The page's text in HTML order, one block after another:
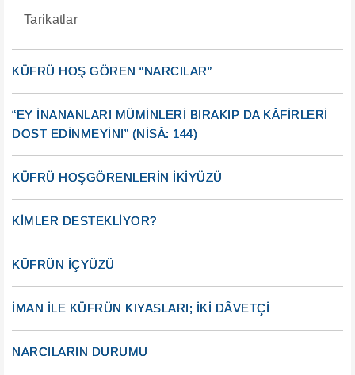
Tarikatlar
KÜFRÜ HOŞ GÖREN “NARCILAR”
“EY İNANANLAR! MÜMİNLERİ BIRAKIP DA KÂFİRLERİ
DOST EDİNMEYİN!” (NİSÂ: 144)
KÜFRÜ HOŞGÖRENLERİN İKİYÜZÜ
KİMLER DESTEKLİYOR?
KÜFRÜN İÇYÜZÜ
İMAN İLE KÜFRÜN KIYASLARI; İKİ DÂVETÇİ
NARCILARIN DURUMU